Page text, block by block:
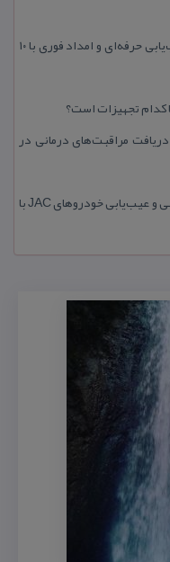
تعمیرگاه تخصصی كوییك در مشهد | عیب‌یابی حرفه‌ای و امداد فوری با ۱۰
مراقبت‌های درمانی در
امداد خودرو جك در مشهد | تعمیر تخصصی و عیب‌یابی خودروهای JAC با